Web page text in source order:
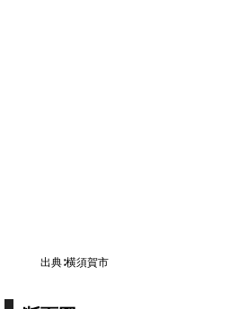
出典∶横須賀市